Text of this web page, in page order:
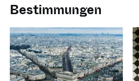
Bestimmungen